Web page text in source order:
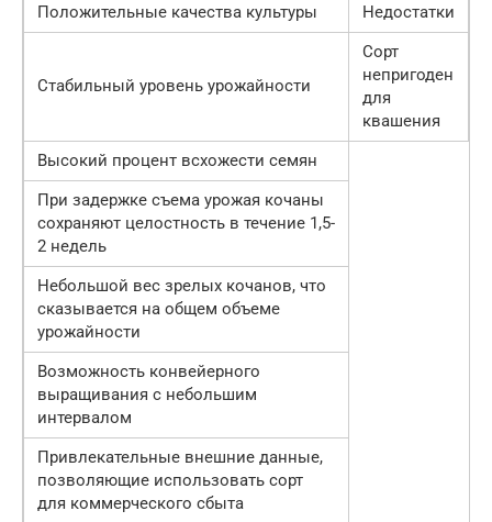
Положительные качества культуры Недостатки
Стабильный уровень урожайности
Сорт
непригоден
для
квашения
Высокий процент всхожести семян
При задержке съема урожая кочаны
сохраняют целостность в течение 1,5-
2 недель
Небольшой вес зрелых кочанов, что
сказывается на общем объеме
урожайности
Возможность конвейерного
выращивания с небольшим
интервалом
Привлекательные внешние данные,
позволяющие использовать сорт
для коммерческого сбыта